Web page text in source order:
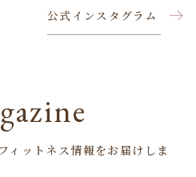
公式インスタグラム
ィットネス情報をお届けしま